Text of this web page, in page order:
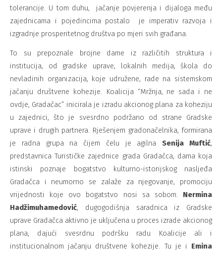
tolerancije. U tom duhu, jačanje povjerenja i dijaloga među
zajednicama i pojedincima postalo je imperativ razvoja i
izgradnje prosperitetnog društva po mjeri svih građana.
To su prepoznale brojne dame iz različitih struktura i
institucija, od gradske uprave, lokalnih medija, škola do
nevladinih organizacija, koje udružene, rade na sistemskom
jačanju društvene kohezije. Koalicija “Mržnja, ne sada i ne
ovdje, Gradačac” inicirala je izradu akcionog plana za koheziju
u zajednici, što je svesrdno podržano od strane Gradske
uprave i drugih partnera. Rješenjem gradonačelnika, formirana
je radna grupa na čijem čelu je agilnaSenija Muftić,
predstavnica Turističke zajednice grada Gradačca, dama koja
istinski poznaje bogatstvo kulturno-istorijskog nasljeđa
Gradačca i neumorno se zalaže za njegovanje, promociju
vrijednosti koje ovo bogatstvo nosi sa sobom. Nermina
Hadžimuhamedović, dugogodišnja saradnica iz Gradske
uprave Gradačca aktivno je uključena u proces izrade akcionog
plana, dajući svesrdnu podršku radu Koalicije ali i
institucionalnom jačanju društvene kohezije. Tu je i Emina